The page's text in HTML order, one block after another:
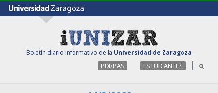
Boletín diario informativo de la Universidad de Zaragoza
PDI/PAS ESTUDIANTES